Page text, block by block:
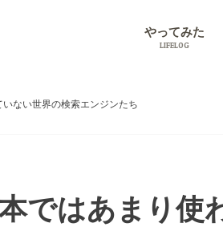
やってみた
LIFELOG
いない世界の検索エンジンたち
ではあまり使